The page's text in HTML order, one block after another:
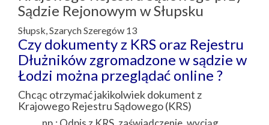
Sądzie Rejonowym w Słupsku
Słupsk, Szarych Szeregów 13
Czy dokumenty z KRS oraz Rejestru
Dłużników zgromadzone w sądzie w
Łodzi można przeglądać online ?
Chcąc otrzymać jakikolwiek dokument z
Krajowego Rejestru Sądowego (KRS)